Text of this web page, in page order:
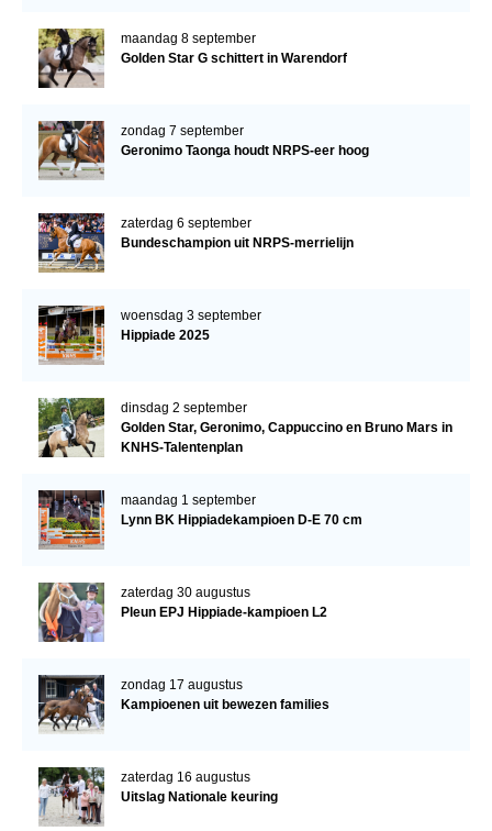
maandag 8 september
Golden Star G schittert in Warendorf
zondag 7 september
Geronimo Taonga houdt NRPS-eer hoog
zaterdag 6 september
Bundeschampion uit NRPS-merrielijn
woensdag 3 september
Hippiade 2025
dinsdag 2 september
Golden Star, Geronimo, Cappuccino en Bruno Mars in
KNHS-Talentenplan
maandag 1 september
Lynn BK Hippiadekampioen D-E 70 cm
zaterdag 30 augustus
Pleun EPJ Hippiade-kampioen L2
zondag 17 augustus
Kampioenen uit bewezen families
zaterdag 16 augustus
Uitslag Nationale keuring